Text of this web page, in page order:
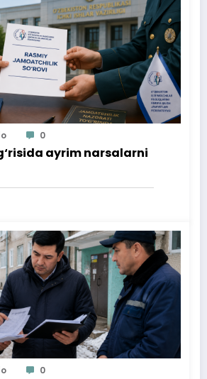
0
ayrim narsalarni
0